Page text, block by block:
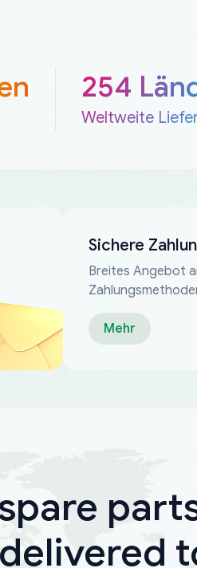
254
Weltweite
Sichere
Breites Angebot
Mehr
delivered